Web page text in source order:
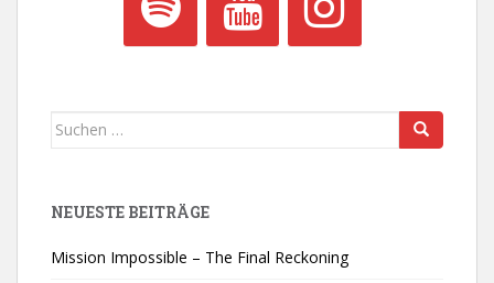
Suchen
NEUESTE BEITRÄGE
Mission Impossible – The Final Reckoning